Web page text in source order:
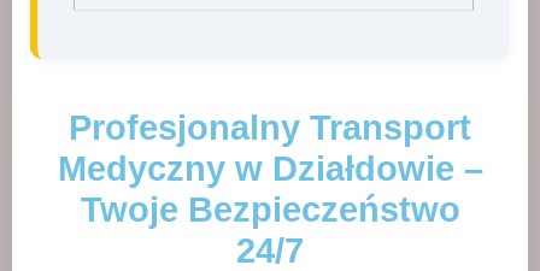
Profesjonalny Transport
Medyczny w Działdowie –
Twoje Bezpieczeństwo
24/7